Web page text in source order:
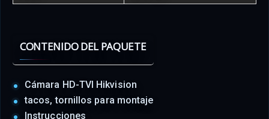
CONTENIDO DEL PAQUETE
Cámara HD-TVI Hikvision
tacos, tornillos para montaje
Instrucciones